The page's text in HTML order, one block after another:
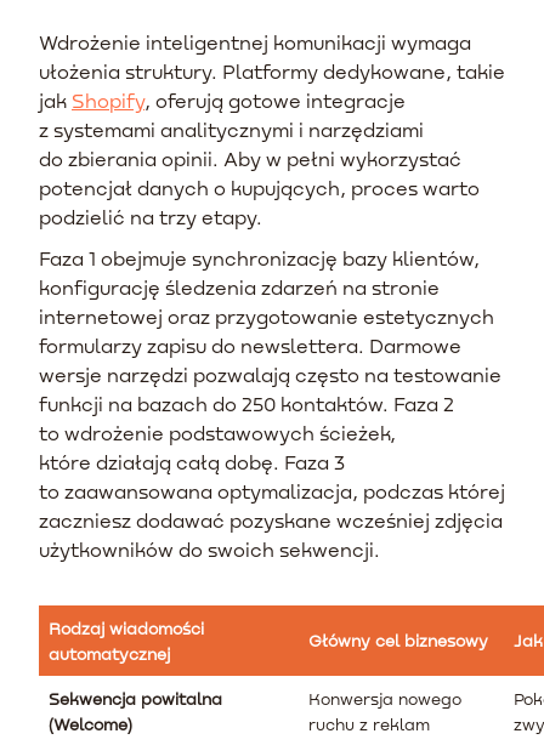
Wdrożenie inteligentnej komunikacji wymaga
ułożenia struktury. Platformy dedykowane, takie
jak Shopify, oferują gotowe integracje
z systemami analitycznymi i narzędziami
do zbierania opinii. Aby w pełni wykorzystać
potencjał danych o kupujących, proces warto
podzielić na trzy etapy.
Faza 1 obejmuje synchronizację bazy klientów,
konfigurację śledzenia zdarzeń na stronie
internetowej oraz przygotowanie estetycznych
formularzy zapisu do newslettera. Darmowe
wersje narzędzi pozwalają często na testowanie
funkcji na bazach do 250 kontaktów. Faza 2
to wdrożenie podstawowych ścieżek,
które działają całą dobę. Faza 3
to zaawansowana optymalizacja, podczas której
zaczniesz dodawać pozyskane wcześniej zdjęcia
użytkowników do swoich sekwencji.
Rodzaj wiadomości
automatycznej
Główny cel biznesowy
Sekwencja powitalna
(Welcome)
Konwersja nowego
ruchu z reklam